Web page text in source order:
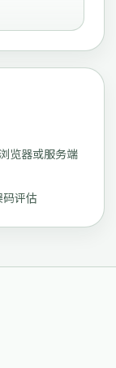
览器或服务端
评估